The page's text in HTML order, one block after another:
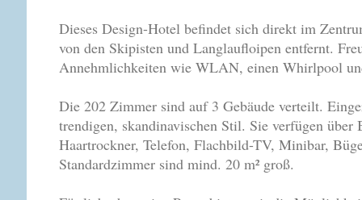
Dieses Design-Hotel befindet sich direkt im
von den Skipisten und Langlaufloipen entfernt.
Annehmlichkeiten wie WLAN, einen Whirlpool
Die 202 Zimmer sind auf 3 Gebäude verteilt.
trendigen, skandinavischen Stil. Sie verfügen über
Haartrockner, Telefon, Flachbild-TV, Minibar,
Standardzimmer sind mind. 20 m² groß.